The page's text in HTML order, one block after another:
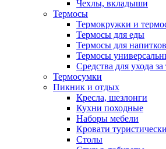
Чехлы, вкладыши
Термосы
Термокружки и
Термосы для еды
Термосы для напитков
Термосы
Средства для ухода
Термосумки
Пикник и отдых
Кресла, шезлонги
Кухни походные
Наборы мебели
Кровати
Столы